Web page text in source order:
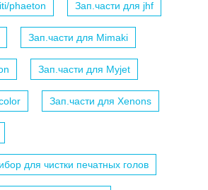
phaeton Зап.части для jhf
Зап.части для Mimaki
Зап.части для Myjet
Зап.части для Xenons
для чистки печатных голов